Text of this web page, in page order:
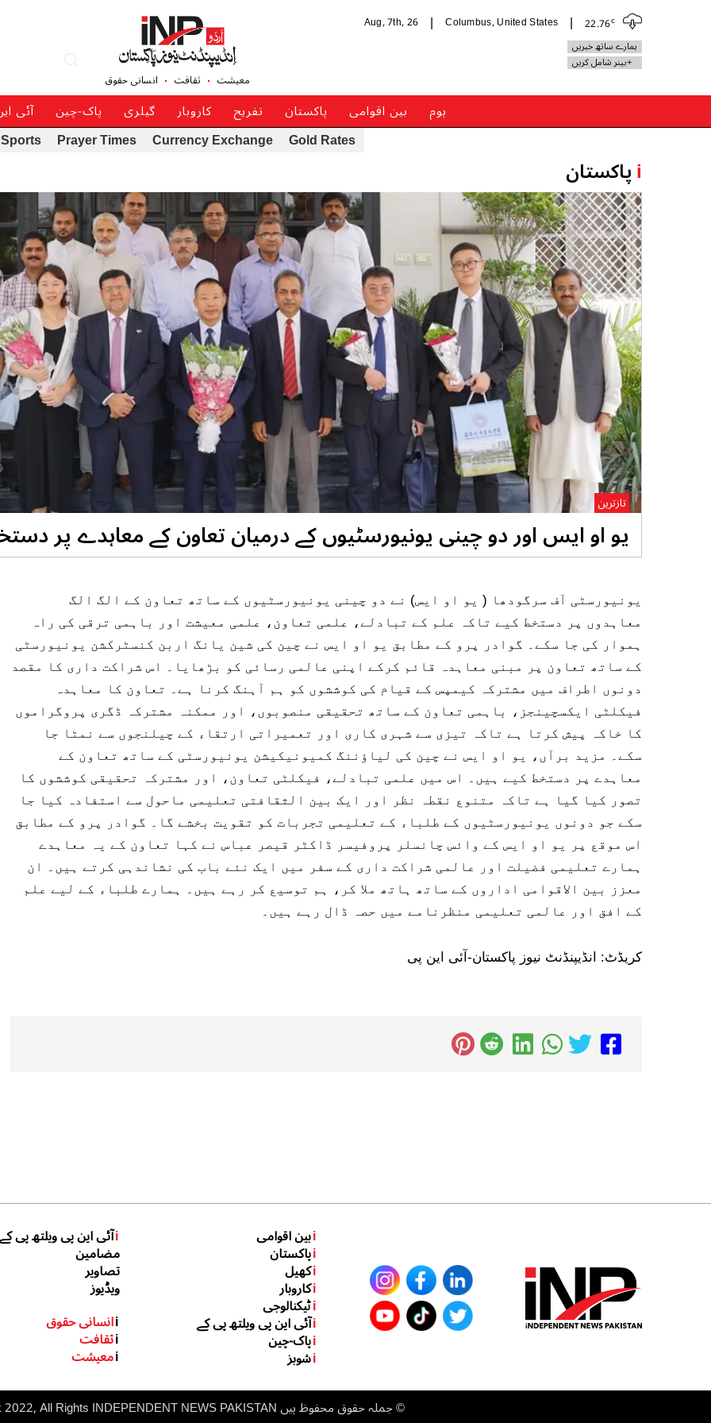
22.76c
Columbus, United States
Aug, 7th, 26
ہمارے ساتھ خبریں
+بینر شامل کریں
معیشت ثقافت انسانی حقوق
ہوم بین اقوامی پاکستان تفریح کاروبار گیلری پاک-چین آئی
Gold Rates
Currency Exchange
Prayer Times
Sports
iپاکستان
یو او ایس اور دو چینی یونیورسٹیوں کے درمیان تعاون کے معاہدے پر
تازترین
یونیورسٹی آف سرگودھا ( یو او ایس) نے دو چینی یونیورسٹیوں کے ساتھ تعاون کے الگ الگ
معاہدوں پر دستخط کیے تاکہ علم کے تبادلے، علمی تعاون، علمی معیشت اور باہمی ترقی کی راہ
ہموار کی جا سکے۔ گوادر پرو کے مطابق یو او ایس نے چین کی شین یانگ اربن کنسٹرکشن یونیورسٹی
کے ساتھ تعاون پر مبنی معاہدہ قائم کرکے اپنی عالمی رسائی کو بڑھایا۔ اس شراکت داری کا مقصد
دونوں اطراف میں مشترکہ کیمپس کے قیام کی کوششوں کو ہم آہنگ کرنا ہے۔ تعاون کا معاہدہ
فیکلٹی ایکسچینجز، باہمی تعاون کے ساتھ تحقیقی منصوبوں، اور ممکنہ مشترکہ ڈگری پروگراموں
کا خاکہ پیش کرتا ہے تاکہ تیزی سے شہری کاری اور تعمیراتی ارتقاء کے چیلنجوں سے نمٹا جا
سکے۔ مزید برآں، یو او ایس نے چین کی لیاؤننگ کمیونیکیشن یونیورسٹی کے ساتھ تعاون کے
معاہدے پر دستخط کیے ہیں۔ اس میں علمی تبادلے، فیکلٹی تعاون، اور مشترکہ تحقیقی کوششوں کا
تصور کیا گیا ہے تاکہ متنوع نقطہ نظر اور ایک بین الثقافتی تعلیمی ماحول سے استفادہ کیا جا
سکے جو دونوں یونیورسٹیوں کے طلباء کے تعلیمی تجربات کو تقویت بخشے گا۔ گوادر پرو کے مطابق
اس موقع پر یو او ایس کے وائس چانسلر پروفیسر ڈاکٹر قیصر عباس نے کہا تعاون کے یہ معاہدے
ہمارے تعلیمی فضیلت اور عالمی شراکت داری کے سفر میں ایک نئے باب کی نشاندہی کرتے ہیں۔ ان
معزز بین الاقوامی اداروں کے ساتھ ہاتھ ملا کر، ہم توسیع کر رہے ہیں۔ ہمارے طلباء کے لیے علم
کے افق اور عالمی تعلیمی منظرنامے میں حصہ ڈال رہے ہیں۔
کریڈٹ: انڈیپنڈنٹ نیوز پاکستان-آئی این پی
iبین اقوامی
iپاکستان
iکھیل
iکاروبار
iٹیکنالوجی
iآئی این پی ویلتھ پی کے
iپاک-چین
iشوبز
iآئی این پی ویلتھ پی کے
مضامین
تصاویر
ویڈیوز
iانسانی حقوق
iثقافت
iمعیشت
©جملہ حقوق محفوظ ہیں inp.net.pk 2022, All Rights INDEPENDENT NEWS PAKISTAN